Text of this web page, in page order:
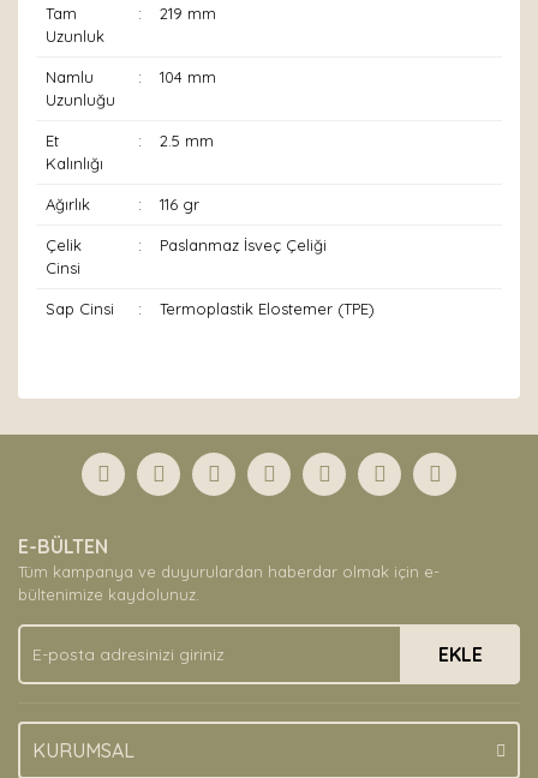
Tam
Uzunluk
: 219 mm
Namlu
Uzunluğu
: 104 mm
Et
Kalınlığı
: 2.5 mm
Ağırlık : 116 gr
Çelik
Cinsi
: Paslanmaz İsveç Çeliği
Sap Cinsi : Termoplastik Elostemer (TPE)
Yorum Yaz
formunu kullanarak tarafımıza iletebilirsiniz.
Görüş ve önerileriniz için teşekkür ederiz.
Ürün açıklamasında eksik bilgiler bulunuyor.
Ürün bilgilerinde hatalar bulunuyor.
Ürün fiyatı diğer sitelerden daha pahalı.
Bu ürüne benzer farklı alternatifler olmalı.
E-BÜLTEN
Tüm kampanya ve duyurulardan haberdar olmak için e-
bültenimize kaydolunuz.
EKLE
KURUMSAL